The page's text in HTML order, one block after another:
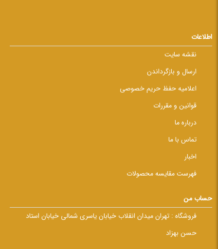
اطلاعات
نقشه سایت
ارسال و بازگرداندن
اعلامیه حفظ حریم خصوصی
قوانین و مقررات
درباره ما
تماس با ما
اخبار
فهرست مقایسه محصولات
حساب من
فروشگاه : تهران میدان انقلاب خیابان یاسری شمالی خیابان استاد
حسن بهزاد